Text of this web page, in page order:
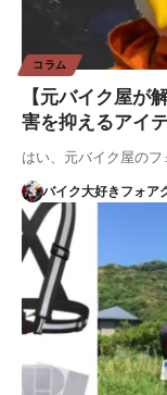
コラム
【元バイク屋が
害を抑えるアイ
はい、元バイク屋のフ
バイク大好きフォア